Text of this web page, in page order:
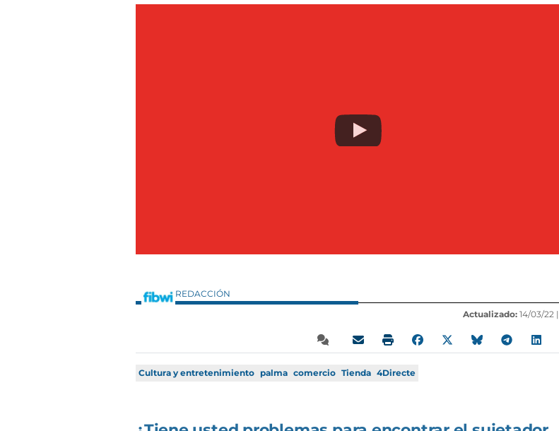
REDACCIÓN
Actualizado: 14/03/22 |
Cultura y entretenimiento palma comercio Tienda 4Directe